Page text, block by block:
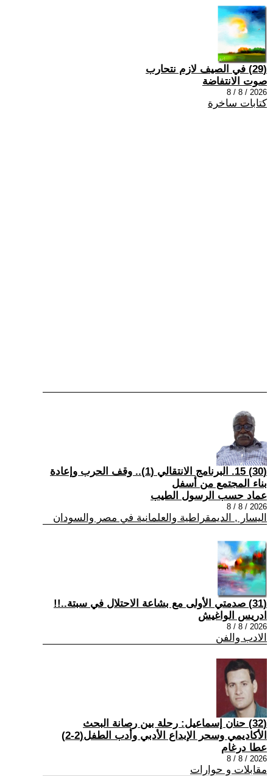
(29) في الصيف لازم نتحارب
صوت الانتفاضة
2026 / 8 / 8
كتابات ساخرة
(30) 15. البرنامج الانتقالي (1).. وقف الحرب وإعادة
بناء المجتمع من أسفل
عماد حسب الرسول الطيب
2026 / 8 / 8
اليسار , الديمقراطية والعلمانية في مصر والسودان
(31) صدمتي الأولى مع بشاعة الاحتلال في سبتة..!!
ادريس الواغيش
2026 / 8 / 8
الادب والفن
(32) حنان إسماعيل: رحلة بين رصانة البحث
الأكاديمي وسحر الإبداع الأدبي وأدب الطفل(2-2)
عطا درغام
2026 / 8 / 8
مقابلات و حوارات